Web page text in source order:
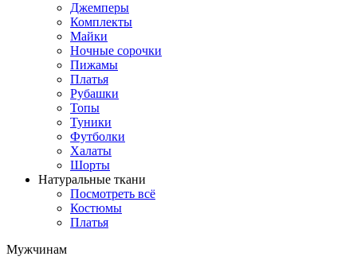
Джемперы
Комплекты
Майки
Ночные сорочки
Пижамы
Платья
Рубашки
Топы
Туники
Футболки
Халаты
Шорты
Натуральные ткани
Посмотреть всё
Костюмы
Платья
Мужчинам